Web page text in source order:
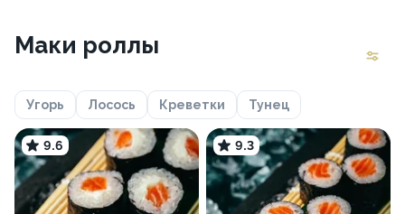
Маки роллы
Угорь Лосось Креветки Тунец
9.6 9.3